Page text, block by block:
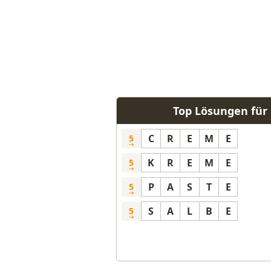
Top Lösungen
5 C R E M E
5 K R E M E
5 P A S T E
5 S A L B E